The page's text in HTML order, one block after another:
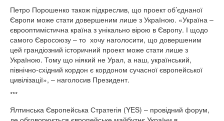
Петро Порошенко також підкреслив, що проект об’єднаної
Європи може стати довершеним лише з Україною. «Україна –
єврооптимістична країна з унікально вірою в Європу. І щодо
самого Євросоюзу – то хочу наголосити, що довершеним
цей грандіозний історичний проект може стати лише з
Україною. Тому що ніякий не Урал, а наш, український,
північно-східний кордон є кордоном сучасної європейської
цивілізації», – наголосив Президент.
***
Ялтинська Європейська Стратегія (YES) – провідний форум,